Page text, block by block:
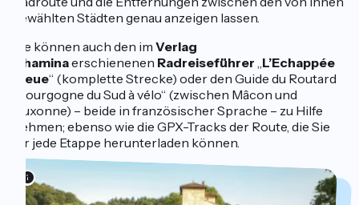
gewählten Städten genau anzeigen lassen.
Sie können auch den im Verlag
Chaminaerschienenen Radreiseführer „L’Echappée
Bleue“ (komplette Strecke) oder den Guide du Routard
„Bourgogne du Sud à vélo“ (zwischen Mâcon und
Auxonne) – beide in französischer Sprache – zu Hilfe
nehmen; ebenso wie die GPX-Tracks der Route, die Sie
für jede Etappe herunterladen können.